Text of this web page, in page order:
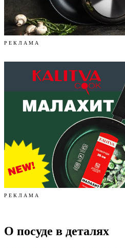
Р Е К Л А М А
Р Е К Л А М А
О посуде в деталях